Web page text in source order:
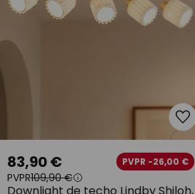
Downlight de techo Lindby Shiloh,
83,90 € PVPR -26,00 €
PVPR109,90 €